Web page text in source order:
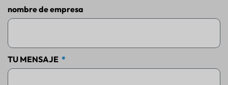
nombre de empresa
TU MENSAJE